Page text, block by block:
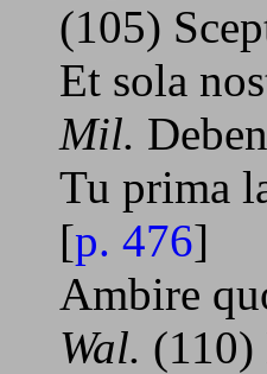
(105)
Et sola
Mil.
Tu prima
[p. 476]
Ambire
Wal. (110)